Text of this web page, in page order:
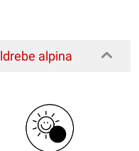
alpina